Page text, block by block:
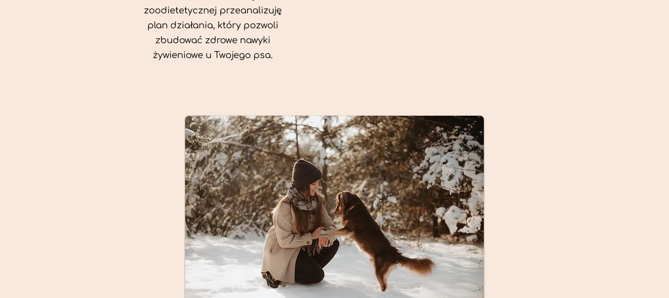
zoodietetycznej przeanalizuję
plan działania, który pozwoli
zbudować zdrowe nawyki
żywieniowe u Twojego psa.